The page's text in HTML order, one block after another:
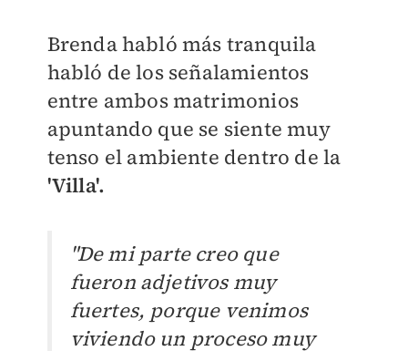
Brenda habló más tranquila
habló de los señalamientos
entre ambos matrimonios
apuntando que se siente muy
tenso el ambiente dentro de la
'Villa'.
"De mi parte creo que
fueron adjetivos muy
fuertes, porque venimos
viviendo un proceso muy